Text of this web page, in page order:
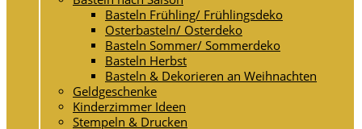
Basteln Frühling/ Frühlingsdeko
Osterbasteln/ Osterdeko
Basteln Sommer/ Sommerdeko
Basteln Herbst
Basteln & Dekorieren an Weihnachten
Geldgeschenke
Kinderzimmer Ideen
Stempeln & Drucken